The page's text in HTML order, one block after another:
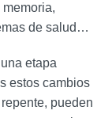
de salud…
etapa
estos cambios
pueden